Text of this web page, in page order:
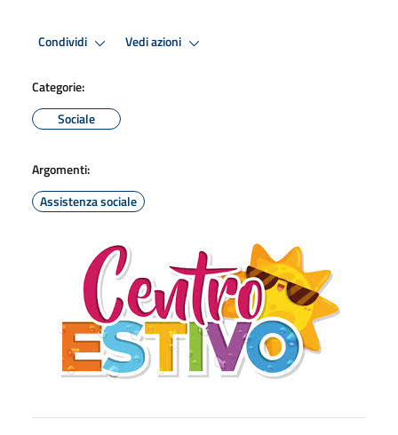
Condividi Vedi azioni
Categorie:
Sociale
Argomenti:
Assistenza sociale